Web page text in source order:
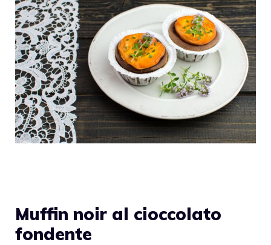
Muffin noir al cioccolato
fondente